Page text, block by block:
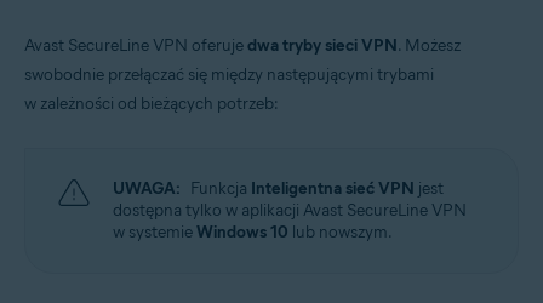
Avast SecureLine VPN oferujedwa tryby sieci VPN. Możesz
swobodnie przełączać się między następującymi trybami
w zależności od bieżących potrzeb:
UWAGA: Funkcja Inteligentna sieć VPN jest
dostępna tylko w aplikacji Avast SecureLine VPN
w systemieWindows 10 lub nowszym.